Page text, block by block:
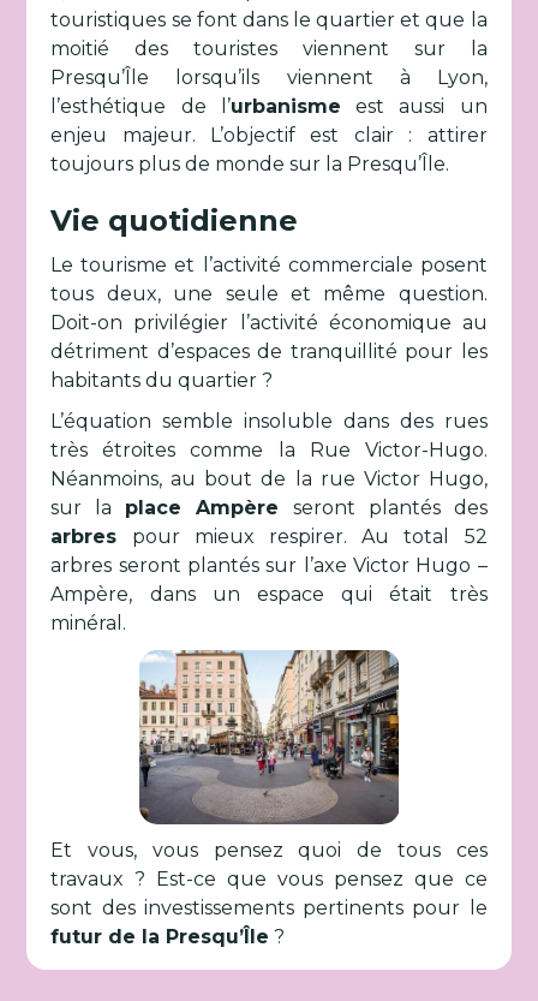
touristiques se font dans le quartier et que la
moitié des touristes viennent sur la
Presqu’Île lorsqu’ils viennent à Lyon,
l’esthétique de l’urbanisme est aussi un
enjeu majeur. L’objectif est clair : attirer
toujours plus de monde sur la Presqu’Île.
Vie quotidienne
Le tourisme et l’activité commerciale posent
tous deux, une seule et même question.
Doit-on privilégier l’activité économique au
détriment d’espaces de tranquillité pour les
habitants du quartier ?
L’équation semble insoluble dans des rues
très étroites comme la Rue Victor-Hugo.
Néanmoins, au bout de la rue Victor Hugo,
sur la place Ampère seront plantés des
arbres pour mieux respirer. Au total 52
arbres seront plantés sur l’axe Victor Hugo –
Ampère, dans un espace qui était très
minéral.
Et vous, vous pensez quoi de tous ces
travaux ? Est-ce que vous pensez que ce
sont des investissements pertinents pour le
futur de la Presqu’Île ?